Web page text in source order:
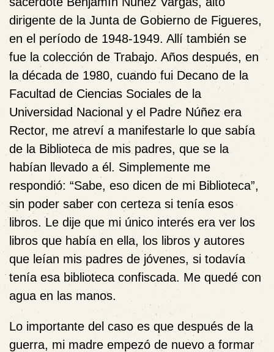
dirigente de la Junta de Gobierno de Figueres,
en el período de 1948-1949. Allí también se
fue la colección de Trabajo. Años después, en
la década de 1980, cuando fui Decano de la
Facultad de Ciencias Sociales de la
Universidad Nacional y el Padre Núñez era
Rector, me atreví a manifestarle lo que sabía
de la Biblioteca de mis padres, que se la
habían llevado a él. Simplemente me
respondió: “Sabe, eso dicen de mi Biblioteca”,
sin poder saber con certeza si tenía esos
libros. Le dije que mi único interés era ver los
libros que había en ella, los libros y autores
que leían mis padres de jóvenes, si todavía
tenía esa biblioteca confiscada. Me quedé con
agua en las manos.
Lo importante del caso es que después de la
guerra, mi madre empezó de nuevo a formar